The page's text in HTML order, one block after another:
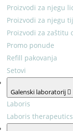
Proizvodi za njegu
Proizvodi za njegu
Proizvodi za zaštitu
Promo ponude
Refill pakovanja
Setovi
Galenski laboratorij
Laboris
Laboris therapeutics